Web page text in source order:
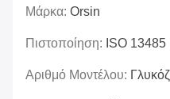
Μάρκα: Orsin
Πιστοποίηση: ISO 13485
Αριθμό Μοντέλου: